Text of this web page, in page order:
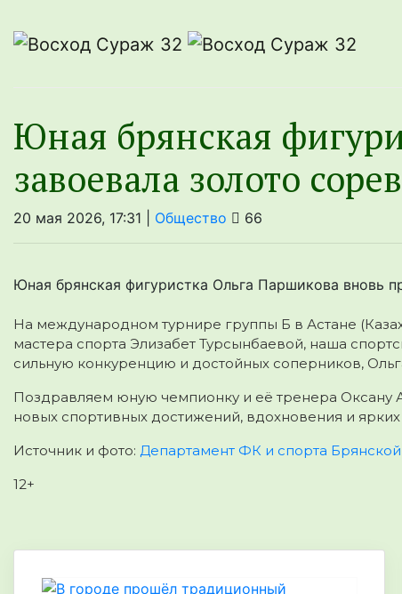
Юная брянская
завоевала золото
20 мая 2026, 17:31 | Общество 66
Юная брянская фигуристка Ольга Паршикова вновь
На международном турнире группы Б в Астане
мастера спорта Элизабет Турсынбаевой, наша
сильную конкуренцию и достойных соперников,
Поздравляем юную чемпионку и её тренера
новых спортивных достижений, вдохновения и ярких
Источник и фото: Департамент ФК и спорта Брянской
12+